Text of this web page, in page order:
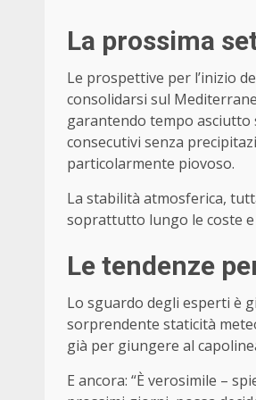
La prossima
Le prospettive per l’inizio
consolidarsi sul
garantendo tempo asciutto
consecutivi senza
particolarmente piovoso.
La stabilità atmosferica,
soprattutto lungo le coste
Le tendenze
Lo sguardo degli esperti è
sorprendente staticità
già per giungere al
E ancora: “È verosimile –